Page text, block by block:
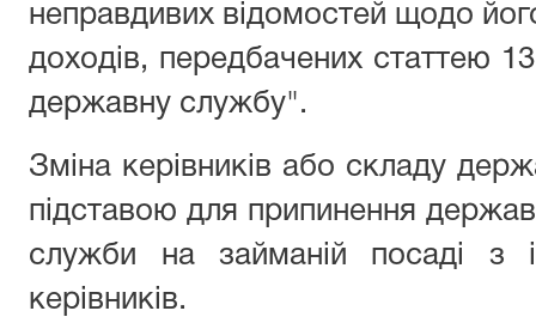
неправдивих відомостей щодо
доходів, передбачених статтею
державну службу".
Зміна керівників або складу
підставою для припинення
служби на займаній посаді з
керівників.